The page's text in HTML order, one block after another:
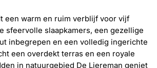
een warm en ruim verblijf voor vijf
sfeervolle slaapkamers, een gezellige
inbegrepen en een volledig ingerichte
een overdekt terras en een royale
in natuurgebied De Liereman geniet